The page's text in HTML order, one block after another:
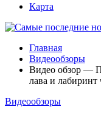
Карта
Главная
Видеообзоры
Видео обзор —
лава и лабиринт
Видеообзоры